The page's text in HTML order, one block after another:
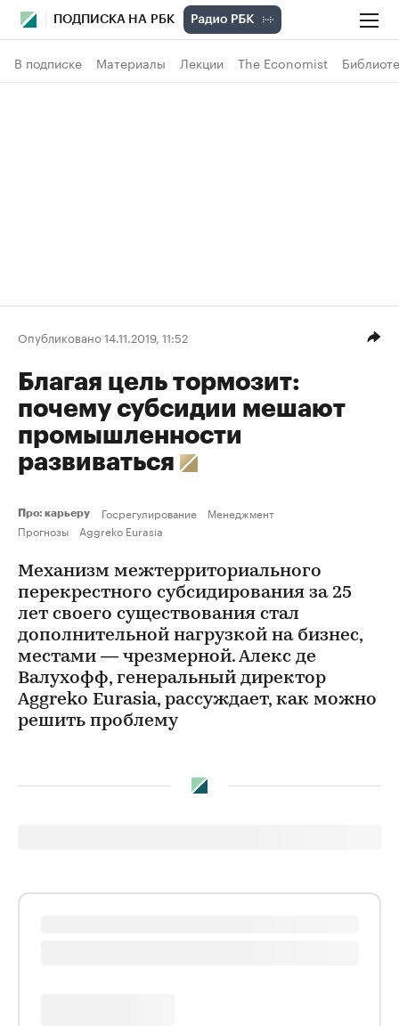
ПОДПИСКА НА РБК
В подписке Материалы Лекции The Economist
Опубликовано 14.11.2019, 11:52
Благая цель тормозит:
почему субсидии мешают
промышленности
развиваться
Про: карьеру Госрегулирование
Менеджмент
Прогнозы
Aggreko Eurasia
Механизм межтерриториального
перекрестного субсидирования за 25
лет своего существования стал
дополнительной нагрузкой на бизнес,
местами — чрезмерной. Алекс де
Валухофф, генеральный директор
Aggreko Eurasia, рассуждает, как можно
решить проблему